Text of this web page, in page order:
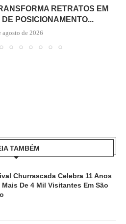
RETRATOS EM
POSICIONAMENTO...
agosto de 2026
TAMBÉM
Churrascada Celebra 11 Anos
Mais De 4 Mil Visitantes Em São